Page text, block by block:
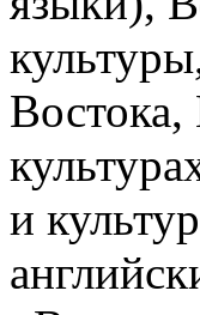
Востока,
и